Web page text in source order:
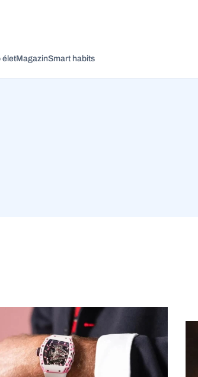
életMagazinSmart habits